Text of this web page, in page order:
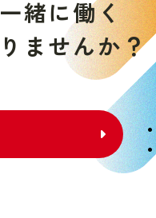
一緒に働く
り ませんか？